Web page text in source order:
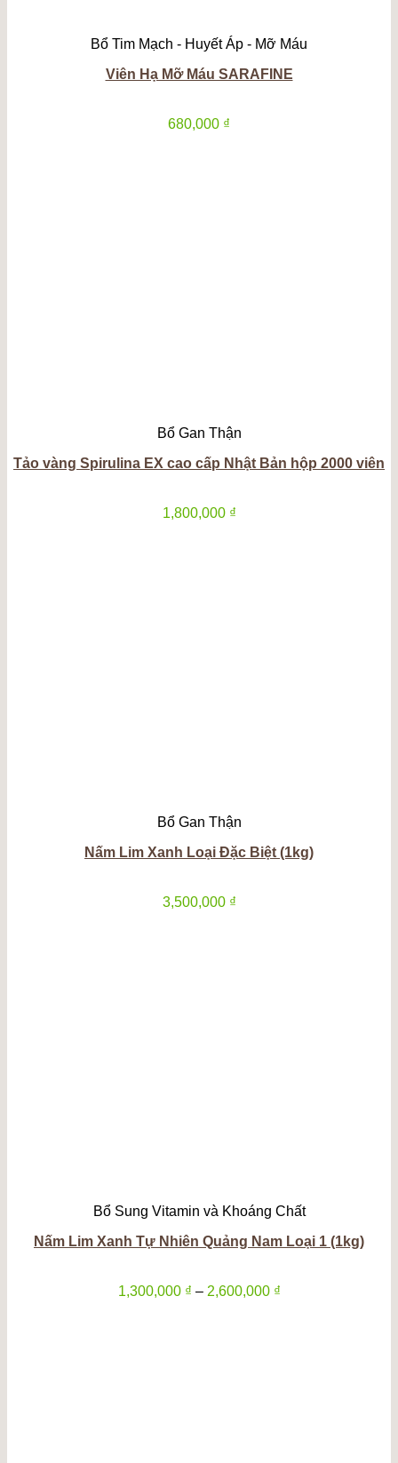
Bổ Tim Mạch - Huyết Áp - Mỡ Máu
Viên Hạ Mỡ Máu SARAFINE
680,000 ₫
Bổ Gan Thận
Tảo vàng Spirulina EX cao cấp Nhật Bản hộp 2000 viên
1,800,000 ₫
Bổ Gan Thận
Nấm Lim Xanh Loại Đặc Biệt (1kg)
3,500,000 ₫
Bổ Sung Vitamin và Khoáng Chất
Nấm Lim Xanh Tự Nhiên Quảng Nam Loại 1 (1kg)
1,300,000 ₫ – 2,600,000 ₫Khoảng